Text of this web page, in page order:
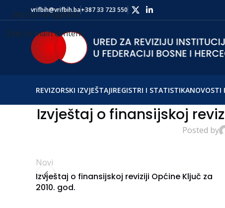
Skip to navigation
Skip to main content
vrifbih@vrifbih.ba+387 33 723 550
REVIZORSKI IZVJEŠTAJIREGISTRI I STATISTIKANOVOSTI
Izvještaj o finansijskoj
Posted by
Novi
Izvještaj o finansijskoj reviziji Općine Ključ za
2010. god.